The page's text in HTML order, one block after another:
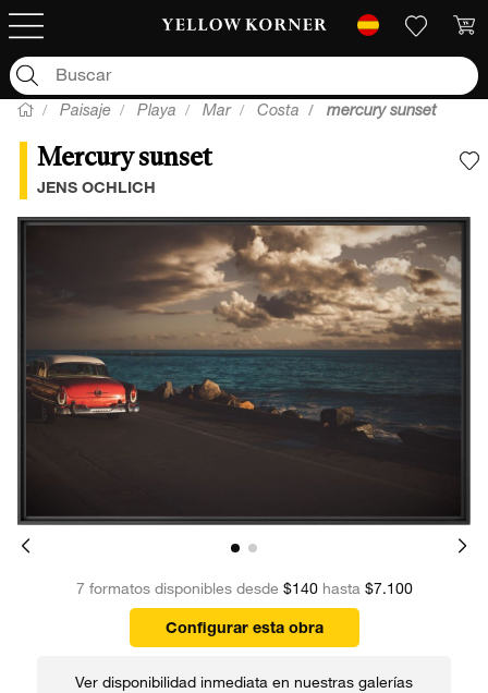
Paisaje Playa Mar Costa mercury sunset
Mercury sunset
JENS OCHLICH
7 formatos disponibles desde $140hasta $7.100
Configurar esta obra
Ver disponibilidad inmediata en nuestras galerías